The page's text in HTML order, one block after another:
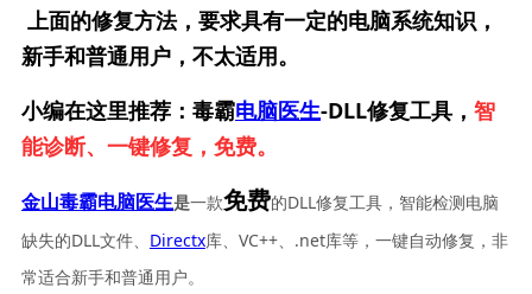
上面的修复方法，要求具有一定的电脑系统知识，
新手和普通用户，不太适用。
小编在这里推荐：毒霸电脑医生-DLL修复工具， 智
能诊断、一键修复，免费。
金山毒霸电脑医生是一款免费的DLL修复工具，智能检测电脑
缺失的DLL文件、 Directx库、VC++、.net库等，一键自动修复，非
常适合新手和普通用户。